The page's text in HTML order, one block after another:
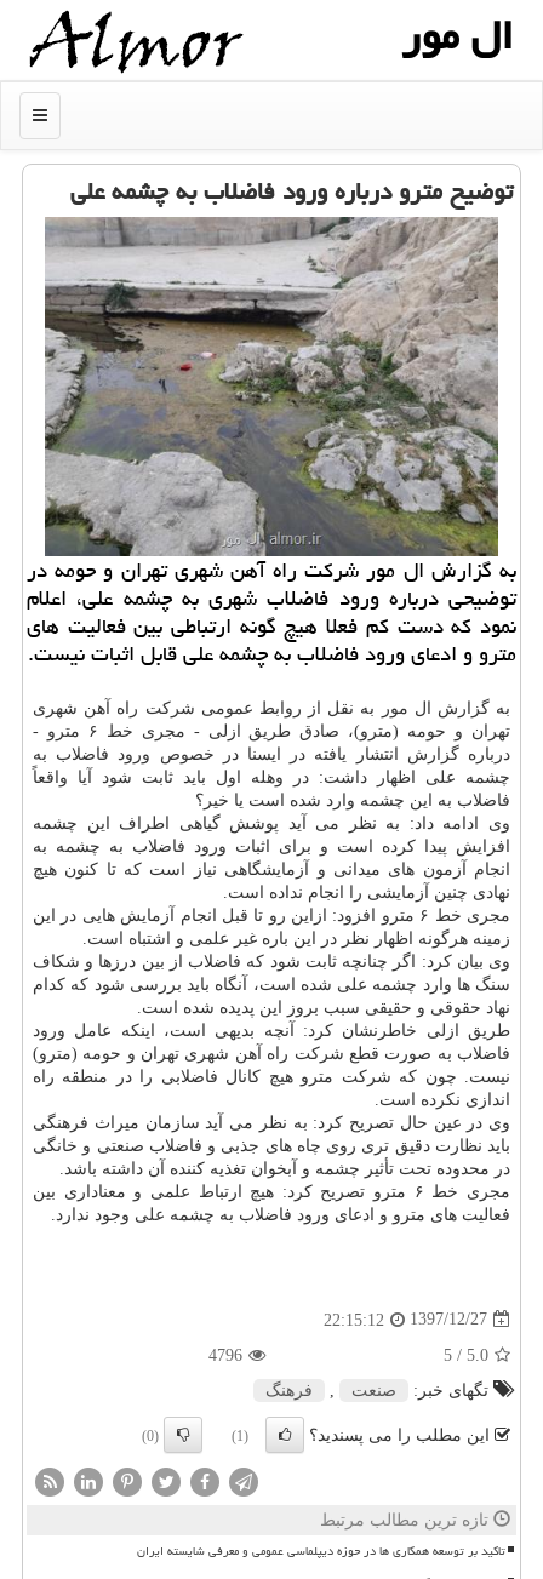
ال مور
منو
توضیح مترو درباره ورود فاضلاب به چشمه علی
به گزارش ال مور شركت راه آهن شهری تهران و حومه در
توضیحی درباره ورود فاضلاب شهری به چشمه علی، اعلام
نمود كه دست كم فعلا هیچ گونه ارتباطی بین فعالیت های
مترو و ادعای ورود فاضلاب به چشمه علی قابل اثبات نیست.
به گزارش ال مور به نقل از روابط عمومی شركت راه آهن شهری
تهران و حومه (مترو)، صادق طریق ازلی - مجری خط ۶ مترو -
درباره گزارش انتشار یافته در ایسنا در خصوص ورود فاضلاب به
چشمه علی اظهار داشت: در وهله اول باید ثابت شود آیا واقعاً
فاضلاب به این چشمه وارد شده است یا خیر؟
وی ادامه داد: به نظر می آید پوشش گیاهی اطراف این چشمه
افزایش پیدا كرده است و برای اثبات ورود فاضلاب به چشمه به
انجام آزمون های میدانی و آزمایشگاهی نیاز است كه تا كنون هیچ
نهادی چنین آزمایشی را انجام نداده است.
مجری خط ۶ مترو افزود: ازاین رو تا قبل انجام آزمایش هایی در این
زمینه هرگونه اظهار نظر در این باره غیر علمی و اشتباه است.
وی بیان كرد: اگر چنانچه ثابت شود كه فاضلاب از بین درزها و شكاف
سنگ ها وارد چشمه علی شده است، آنگاه باید بررسی شود كه كدام
نهاد حقوقی و حقیقی سبب بروز این پدیده شده است.
طریق ازلی خاطرنشان كرد: آنچه بدیهی است، اینكه عامل ورود
فاضلاب به صورت قطع شركت راه آهن شهری تهران و حومه (مترو)
نیست. چون كه شركت مترو هیچ كانال فاضلابی را در منطقه راه
اندازی نكرده است.
وی در عین حال تصریح كرد: به نظر می آید سازمان میراث فرهنگی
باید نظارت دقیق تری روی چاه های جذبی و فاضلاب صنعتی و خانگی
در محدوده تحت تأثیر چشمه و آبخوان تغذیه كننده آن داشته باشد.
مجری خط ۶ مترو تصریح كرد: هیچ ارتباط علمی و معناداری بین
فعالیت های مترو و ادعای ورود فاضلاب به چشمه علی وجود ندارد.
1397/12/27
22:15:12
5.0
/ 5
4796
تگهای خبر:
صنعت , فرهنگ
این مطلب را می پسندید؟ (1)
(0)
تازه ترین مطالب مرتبط
تاکید بر توسعه همکاری ها در حوزه دیپلماسی عمومی و معرفی شایسته ایران